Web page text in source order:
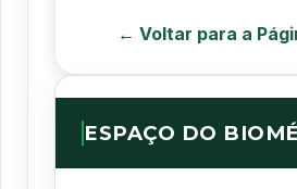
← Voltar para a
ESPAÇO DO